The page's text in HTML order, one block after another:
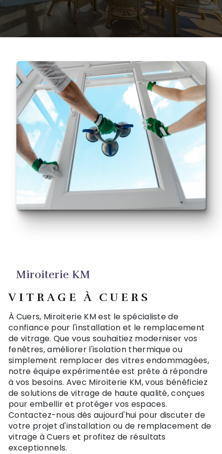
Miroiterie KM
VITRAGE À CUERS
À Cuers, Miroiterie KM est le spécialiste de
confiance pour l'installation et le remplacement
de vitrage. Que vous souhaitiez moderniser vos
fenêtres, améliorer l'isolation thermique ou
simplement remplacer des vitres endommagées,
notre équipe expérimentée est prête à répondre
à vos besoins. Avec Miroiterie KM, vous bénéficiez
de solutions de vitrage de haute qualité, conçues
pour embellir et protéger vos espaces.
Contactez-nous dès aujourd'hui pour discuter de
votre projet d'installation ou de remplacement de
vitrage à Cuers et profitez de résultats
exceptionnels.